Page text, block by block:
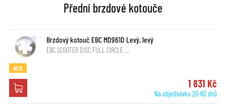
Přední brzdové kotouče
Brzdový kotouč EBC MD961D Levý, levý
EBC SCOOTER DISC FULL CIRCLE …
NEW
1 831 Kč
Na objednávku 20-60 dnů